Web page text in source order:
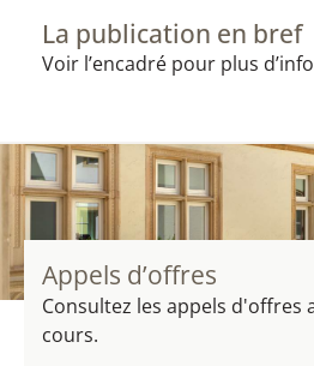
La publication en bref
Voir l’encadré pour plus
Appels d’offres
Consultez les appels d'offres
cours.